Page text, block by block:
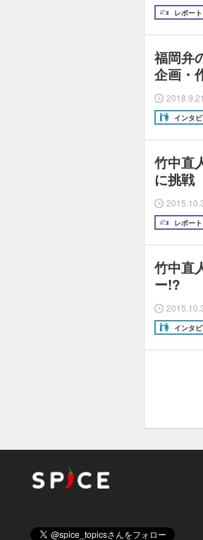
レポート
福岡弁
企画・
インタ
竹中直
に挑戦
レポート
竹中直
ー!?
インタ